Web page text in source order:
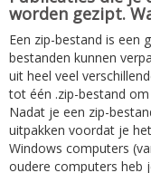
worden gezipt.
Een zip-bestand is een
bestanden kunnen
uit heel veel
tot één .zip-bestand
Nadat je een zip-
uitpakken voordat je
Windows computers
oudere computers heb